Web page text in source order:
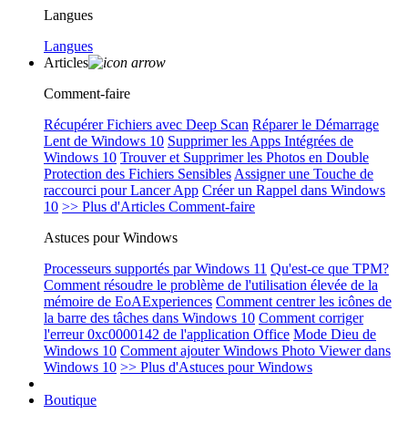
Langues
Langues
Articles
Comment-faire
Récupérer Fichiers avec Deep Scan Réparer le Démarrage
Lent de Windows 10 Supprimer les Apps Intégrées de
Windows 10 Trouver et Supprimer les Photos en Double
Protection des Fichiers Sensibles Assigner une Touche de
raccourci pour Lancer App Créer un Rappel dans Windows
10 >> Plus d'Articles Comment-faire
Astuces pour Windows
Processeurs supportés par Windows 11 Qu'est-ce que TPM?
Comment résoudre le problème de l'utilisation élevée de la
mémoire de EoAExperiences Comment centrer les icônes de
la barre des tâches dans Windows 10 Comment corriger
l'erreur 0xc0000142 de l'application Office Mode Dieu de
Windows 10 Comment ajouter Windows Photo Viewer dans
Windows 10 >> Plus d'Astuces pour Windows
Boutique